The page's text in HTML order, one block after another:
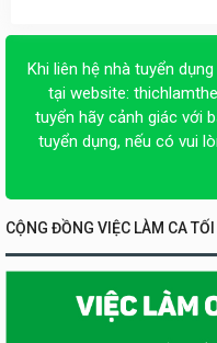
Khi liên hệ nhà tuyển
tại website:
tuyển hãy cảnh giác với
tuyển dụng, nếu có vui
CỘNG ĐỒNG VIỆC LÀM CA TỐI